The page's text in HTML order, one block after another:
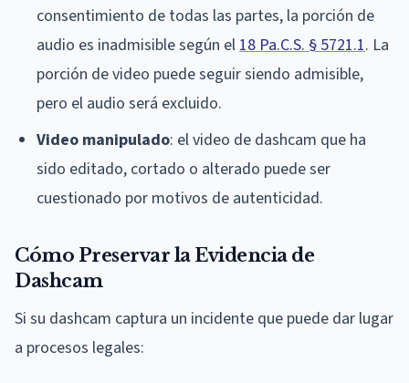
consentimiento de todas las partes, la porción de
audio es inadmisible según el18 Pa.C.S. § 5721.1. La
porción de video puede seguir siendo admisible,
pero el audio será excluido.
Video manipulado: el video de dashcam que ha
sido editado, cortado o alterado puede ser
cuestionado por motivos de autenticidad.
Cómo Preservar la Evidencia de
Dashcam
Si su dashcam captura un incidente que puede dar lugar
a procesos legales: